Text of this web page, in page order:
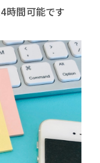
時間可能です